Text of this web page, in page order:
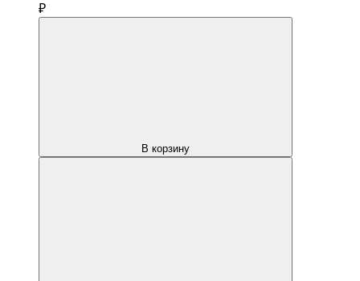
₽
В корзину